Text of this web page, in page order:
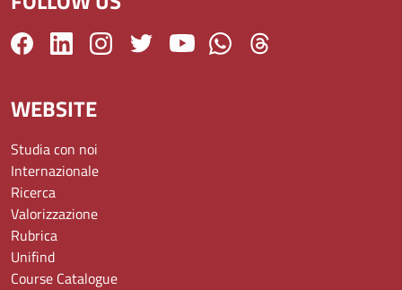
WEBSITE
Studia con noi
Internazionale
Ricerca
Valorizzazione
Rubrica
Unifind
Course Catalogue